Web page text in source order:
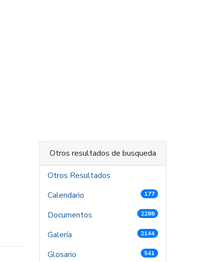
Otros resultados de busqueda
Otros Resultados
Calendario
177
Documentos 2286
Galería 2144
Glosario 541